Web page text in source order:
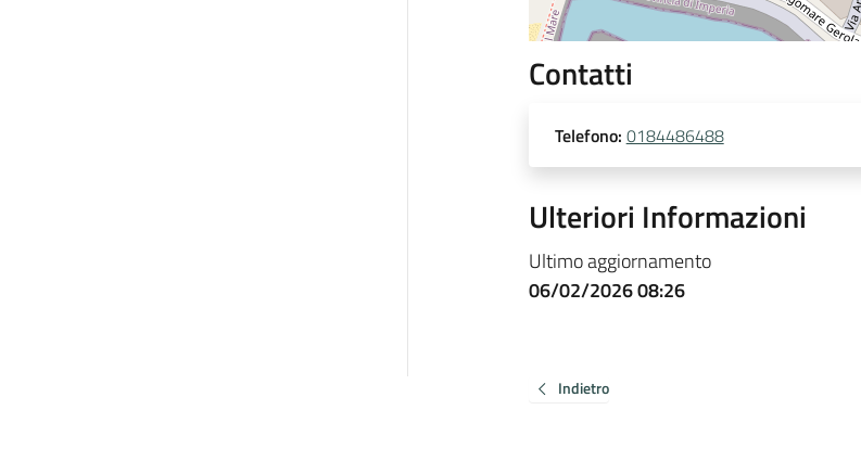
Contatti
Telefono: 0184486488
Ulteriori Informazioni
Ultimo aggiornamento
06/02/2026 08:26
Indietro